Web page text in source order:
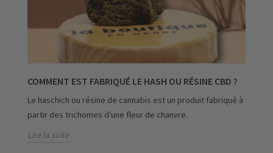
COMMENT EST FABRIQUÉ LE HASH OU RÉSINE CBD ?
Le haschich ou résine de cannabis est un produit fabriqué à
partir des trichomes d'une fleur de chanvre.
Lire la suite